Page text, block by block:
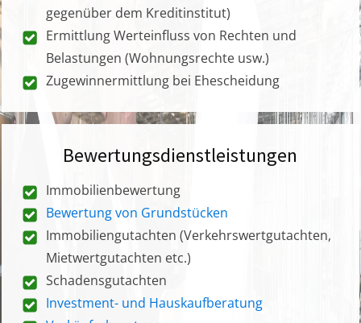
gegenüber dem Kreditinstitut)
Ermittlung Werteinfluss von Rechten und
Belastungen (Wohnungsrechte usw.)
Zugewinnermittlung bei Ehescheidung
Bewertungsdienstleistungen
Immobilienbewertung
Bewertung von Grundstücken
Immobiliengutachten (Verkehrswertgutachten,
Mietwertgutachten etc.)
Schadensgutachten
Investment- und Hauskaufberatung